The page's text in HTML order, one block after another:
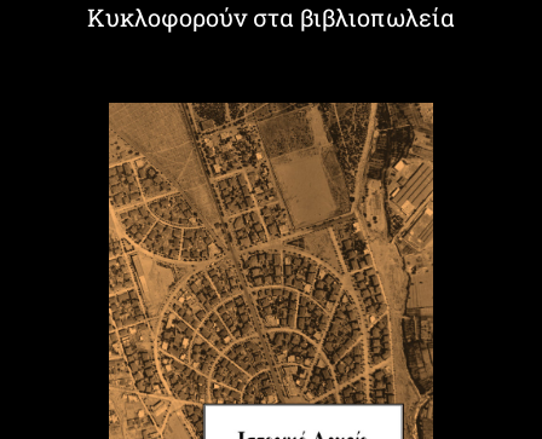
Κυκλοφορούν στα βιβλιοπωλεία